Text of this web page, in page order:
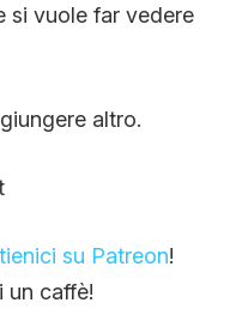
si vuole far vedere
altro.
su Patreon!
un caffè!